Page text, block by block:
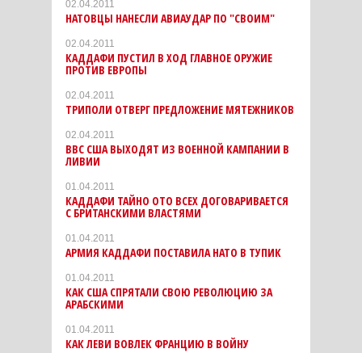
02.04.2011
НАТОВЦЫ НАНЕСЛИ АВИАУДАР ПО "СВОИМ"
02.04.2011
КАДДАФИ ПУСТИЛ В ХОД ГЛАВНОЕ ОРУЖИЕ
ПРОТИВ ЕВРОПЫ
02.04.2011
ТРИПОЛИ ОТВЕРГ ПРЕДЛОЖЕНИЕ МЯТЕЖНИКОВ
02.04.2011
ВВС США ВЫХОДЯТ ИЗ ВОЕННОЙ КАМПАНИИ В
ЛИВИИ
01.04.2011
КАДДАФИ ТАЙНО ОТО ВСЕХ ДОГОВАРИВАЕТСЯ
С БРИТАНСКИМИ ВЛАСТЯМИ
01.04.2011
АРМИЯ КАДДАФИ ПОСТАВИЛА НАТО В ТУПИК
01.04.2011
КАК США СПРЯТАЛИ СВОЮ РЕВОЛЮЦИЮ ЗА
АРАБСКИМИ
01.04.2011
КАК ЛЕВИ ВОВЛЕК ФРАНЦИЮ В ВОЙНУ